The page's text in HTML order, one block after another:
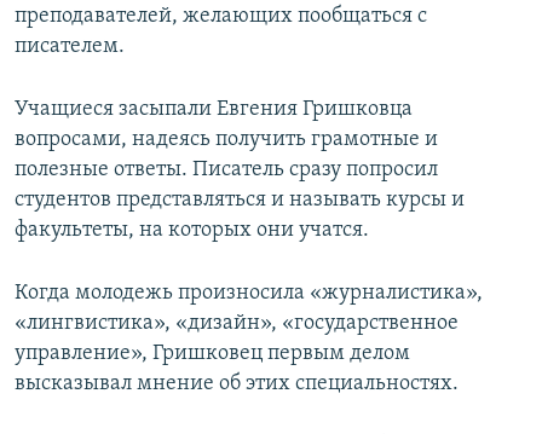
преподавателей, желающих пообщаться с
писателем.
Учащиеся засыпали Евгения Гришковца
вопросами, надеясь получить грамотные и
полезные ответы. Писатель сразу попросил
студентов представляться и называть курсы и
факультеты, на которых они учатся.
Когда молодежь произносила «журналистика»,
«лингвистика», «дизайн», «государственное
управление», Гришковец первым делом
высказывал мнение об этих специальностях.